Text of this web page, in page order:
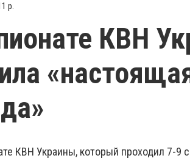
р.
КВН
КВН Украины, который проходил 7-9